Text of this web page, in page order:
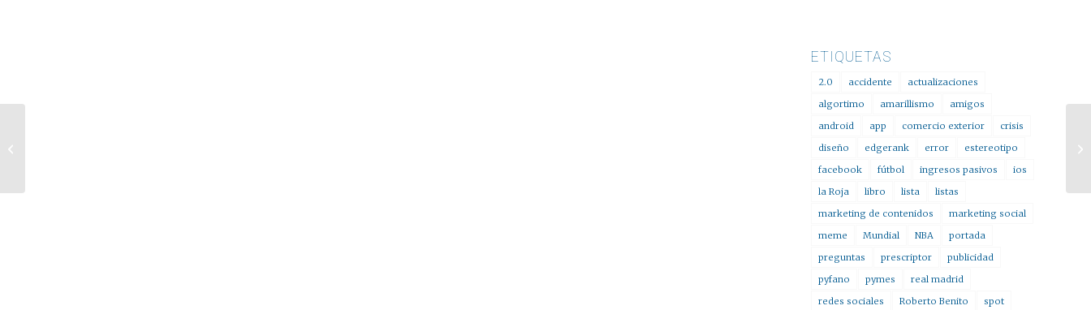
ETIQUETAS
2.0 accidente
actualizaciones
algortimo
amarillismo
amigos
android
app comercio exterior
crisis
diseño
edgerank error
estereotipo
facebook
fútbol ingresos pasivos
ios
la Roja
libro lista
listas
marketing de contenidos
marketing social
meme
Mundial NBA
portada
preguntas
prescriptor
publicidad
pyfano
pymes
real madrid
redes sociales
Roberto Benito
spot